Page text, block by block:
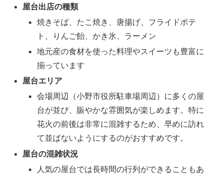
屋台出店の種類
焼きそば、たこ焼き、唐揚げ、フライドポテ
ト、りんご飴、かき氷、ラーメン
地元産の食材を使った料理やスイーツも豊富に
揃っています
屋台エリア
会場周辺（小野市役所駐車場周辺）に多くの屋
台が並び、賑やかな雰囲気が楽しめます。特に
花火の前後は非常に混雑するため、早めに訪れ
て並ばないようにするのがおすすめです。
屋台の混雑状況
人気の屋台では長時間の行列ができることもあ